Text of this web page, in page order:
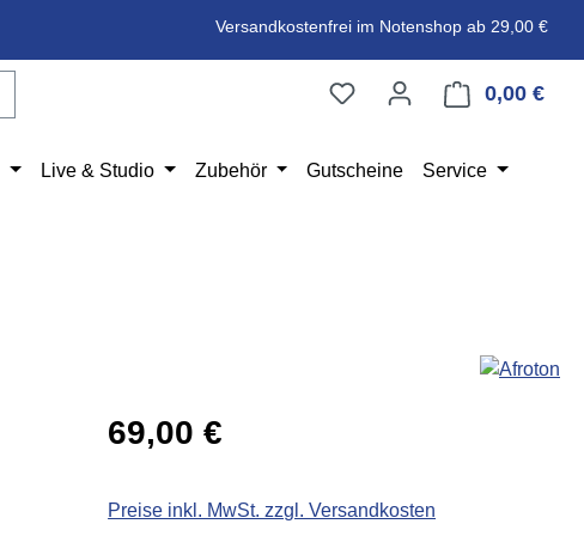
Versandkostenfrei im Notenshop ab 29,00 €
0,00 €
Live & Studio Zubehör Gutscheine Service
Regulärer Preis:
69,00 €
Preise inkl. MwSt. zzgl. Versandkosten